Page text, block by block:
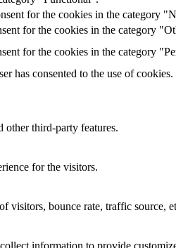
for the cookies in the category
for the cookies in the category
for the cookies in the category
has consented to the use of
other third-party features.
for the visitors.
visitors, bounce rate, traffic source,
information to provide